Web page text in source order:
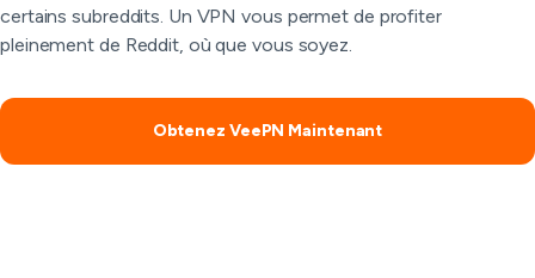
certains subreddits. Un VPN vous permet de profiter
pleinement de Reddit, où que vous soyez.
Obtenez VeePN Maintenant